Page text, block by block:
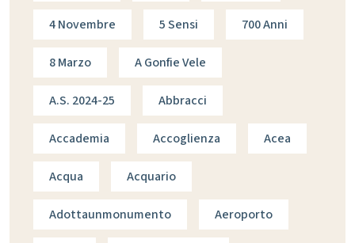
4 Novembre 5 Sensi 700 Anni
8 Marzo A Gonfie Vele
A.s. 2024-25 Abbracci
Accademia Accoglienza Acea
Acqua Acquario
Adottaunmonumento Aeroporto